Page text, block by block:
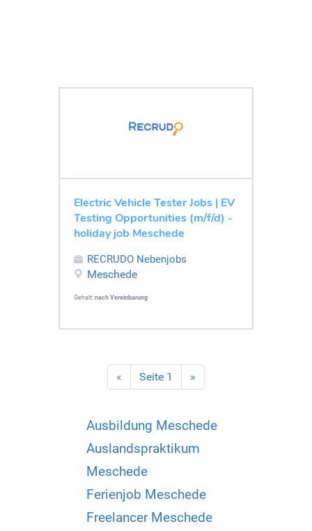
Electric Vehicle Tester Jobs | EV
Testing Opportunities (m/f/d) -
holiday job Meschede
RECRUDO Nebenjobs
Meschede
Gehalt: nach Vereinbarung
« Seite 1 »
Ausbildung Meschede
Auslandspraktikum
Meschede
Ferienjob Meschede
Freelancer Meschede